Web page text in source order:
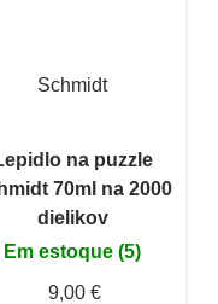
Schmidt
na puzzle
70ml na 2000
dielikov
Em estoque (5)
9,00 €